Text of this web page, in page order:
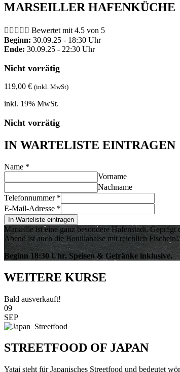
MARSEILLER HAFENKÜCHE
     Bewertet mit 4.5 von 5
Beginn: 30.09.25 - 18:30 Uhr
Ende: 30.09.25 - 22:30 Uhr
Nicht vorrätig
119,00 € (inkl. MwSt)
inkl. 19% MwSt.
Nicht vorrätig
IN WARTELISTE EINTRAGEN
Name *
Vorname
Nachname
Telefonnummer *
E-Mail-Adresse *
In Warteliste eintragen
Marseille ist eine ganz besondere Hafenstadt.
Abend ist auch die Bouillabaise mit reichlich
Beginn 18:30 Uhr, Speisen & Getränke inklusive.
WEITERE KURSE
Bald ausverkauft!
09
SEP
STREETFOOD OF JAPAN
Yatai steht für Japanisches Streetfood und bedeutet